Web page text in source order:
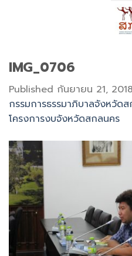
IMG_0706
Published กันยายน 21, 2018
กรรมการธรรมาภิบาลจังหวัด
โครงการงบจังหวัดสกลนคร